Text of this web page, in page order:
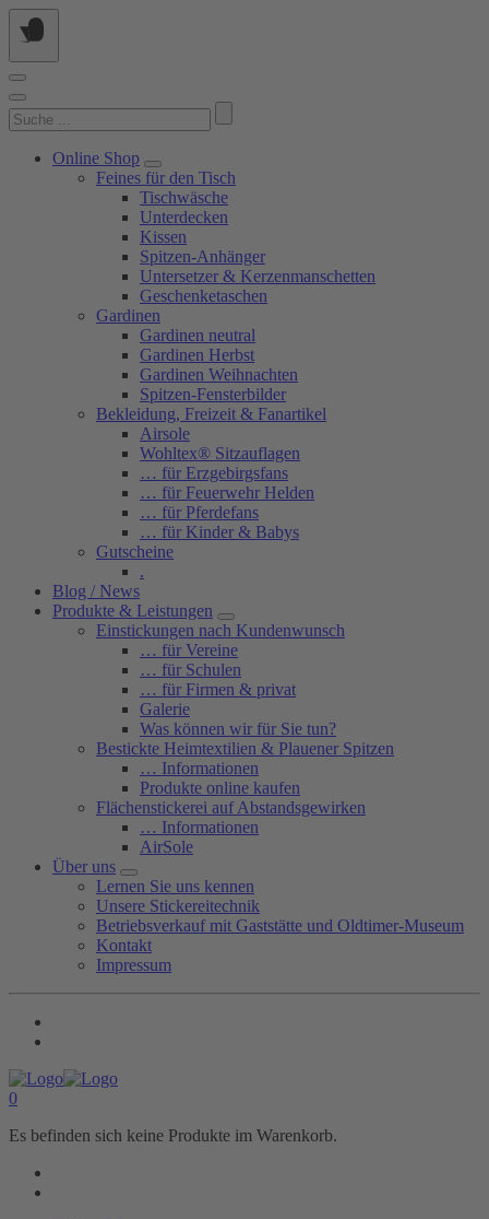
Springe
zum
Suchen
nach:
Online Shop
Feines für den Tisch
Tischwäsche
Unterdecken
Kissen
Spitzen-Anhänger
Untersetzer & Kerzenmanschetten
Geschenketaschen
Gardinen
Gardinen neutral
Gardinen Herbst
Gardinen Weihnachten
Spitzen-Fensterbilder
Bekleidung, Freizeit & Fanartikel
Airsole
Wohltex® Sitzauflagen
… für Erzgebirgsfans
… für Feuerwehr Helden
… für Pferdefans
… für Kinder & Babys
Gutscheine
.
Blog / News
Produkte & Leistungen
Einstickungen nach Kundenwunsch
… für Vereine
… für Schulen
… für Firmen & privat
Galerie
Was können wir für Sie tun?
Bestickte Heimtextilien & Plauener Spitzen
… Informationen
Produkte online kaufen
Flächenstickerei auf Abstandsgewirken
… Informationen
AirSole
Über uns
Lernen Sie uns kennen
Unsere Stickereitechnik
Betriebsverkauf mit Gaststätte und Oldtimer-Museum
Kontakt
Impressum
0
Es befinden sich keine Produkte im Warenkorb.